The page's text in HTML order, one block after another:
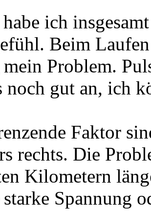
ich
Beim
Problem.
noch gut an, ich
Faktor
rechts. Die
Kilometern
Spannung